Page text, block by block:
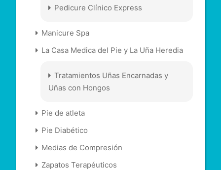
Pedicure Clínico Express
Manicure Spa
La Casa Medica del Pie y La Uña Heredia
Tratamientos Uñas Encarnadas y
Uñas con Hongos
Pie de atleta
Pie Diabético
Medias de Compresión
Zapatos Terapéuticos